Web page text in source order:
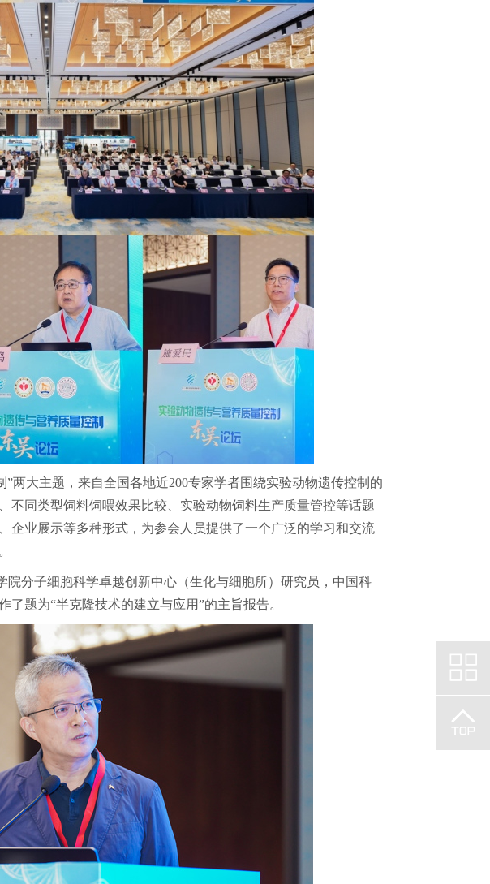
两大主题，来自全国各地近200专家学者围绕实验动物遗传控制的
不同类型饲料饲喂效果比较、实验动物饲料生产质量管控等话题
企业展示等多种形式，为参会人员提供了一个广泛的学习和交流
分子细胞科学卓越创新中心（生化与细胞所）研究员，中国科
题为“半克隆技术的建立与应用”的主旨报告。